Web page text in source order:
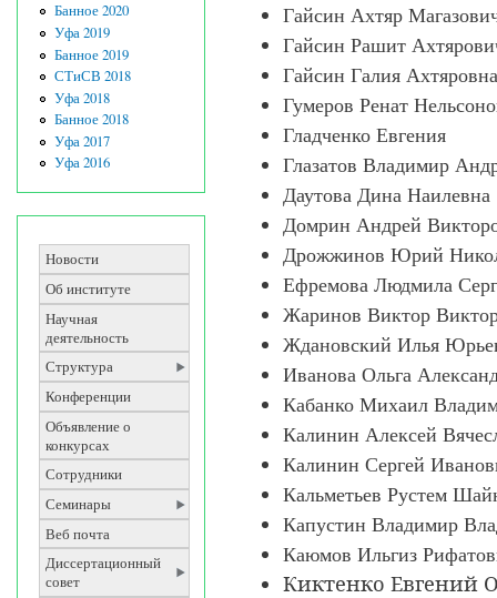
Банное 2020
Уфа 2019
Банное 2019
СТиСВ 2018
Уфа 2018
Банное 2018
Уфа 2017
Уфа 2016
Новости
Об институте
Научная
деятельность
Структура
Конференции
Объявление о
конкурсах
Сотрудники
Семинары
Веб почта
Диссертационный
совет
Гайсин Ахтяр
Гайсин Рашит
Гайсин Галия
Гумеров Ренат
Гладченко Евгения
Глазатов Владимир
Даутова Дина Наилевна
Домрин Андрей
Дрожжинов Юрий
Ефремова Людмила
Жаринов Виктор
Ждановский Илья
Иванова Ольга
Кабанко Михаил
Калинин Алексей
Калинин Сергей
Кальметьев Рустем
Капустин Владимир
Каюмов Ильгиз
Киктенко Евгений